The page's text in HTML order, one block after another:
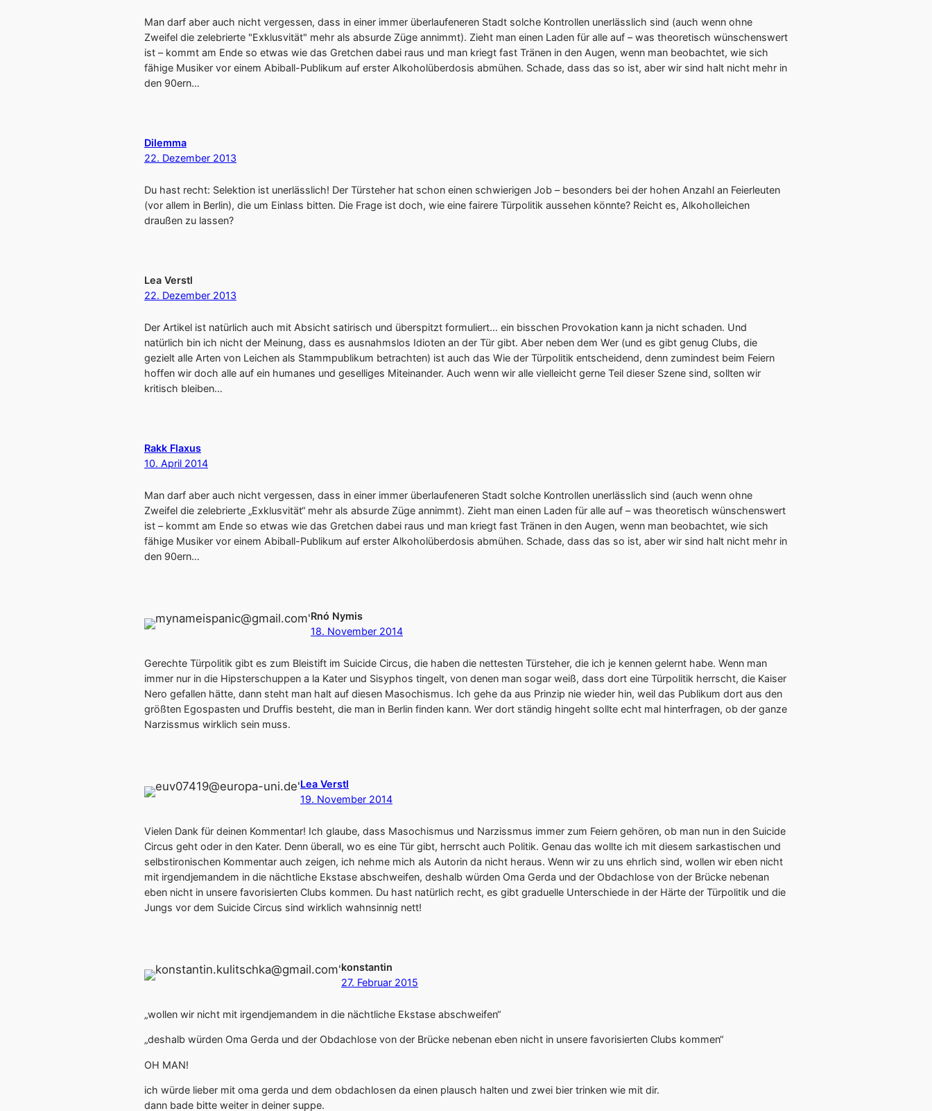
Man darf aber auch nicht vergessen, dass in einer immer überlaufeneren Stadt solche Kontrollen unerlässlich sind (auch wenn ohne
Zweifel die zelebrierte "Exklusvität" mehr als absurde Züge annimmt). Zieht man einen Laden für alle auf – was theoretisch wünschenswert
ist – kommt am Ende so etwas wie das Gretchen dabei raus und man kriegt fast Tränen in den Augen, wenn man beobachtet, wie sich
fähige Musiker vor einem Abiball-Publikum auf erster Alkoholüberdosis abmühen. Schade, dass das so ist, aber wir sind halt nicht mehr in
den 90ern…
Dilemma
22. Dezember 2013
Du hast recht: Selektion ist unerlässlich! Der Türsteher hat schon einen schwierigen Job – besonders bei der hohen Anzahl an Feierleuten
(vor allem in Berlin), die um Einlass bitten. Die Frage ist doch, wie eine fairere Türpolitik aussehen könnte? Reicht es, Alkoholleichen
draußen zu lassen?
Lea Verstl
22. Dezember 2013
Der Artikel ist natürlich auch mit Absicht satirisch und überspitzt formuliert… ein bisschen Provokation kann ja nicht schaden. Und
natürlich bin ich nicht der Meinung, dass es ausnahmslos Idioten an der Tür gibt. Aber neben dem Wer (und es gibt genug Clubs, die
gezielt alle Arten von Leichen als Stammpublikum betrachten) ist auch das Wie der Türpolitik entscheidend, denn zumindest beim Feiern
hoffen wir doch alle auf ein humanes und geselliges Miteinander. Auch wenn wir alle vielleicht gerne Teil dieser Szene sind, sollten wir
kritisch bleiben…
Rakk Flaxus
10. April 2014
Man darf aber auch nicht vergessen, dass in einer immer überlaufeneren Stadt solche Kontrollen unerlässlich sind (auch wenn ohne
Zweifel die zelebrierte „Exklusvität“ mehr als absurde Züge annimmt). Zieht man einen Laden für alle auf – was theoretisch wünschenswert
ist – kommt am Ende so etwas wie das Gretchen dabei raus und man kriegt fast Tränen in den Augen, wenn man beobachtet, wie sich
fähige Musiker vor einem Abiball-Publikum auf erster Alkoholüberdosis abmühen. Schade, dass das so ist, aber wir sind halt nicht mehr in
den 90ern…
Rnó Nymis
18. November 2014
Gerechte Türpolitik gibt es zum Bleistift im Suicide Circus, die haben die nettesten Türsteher, die ich je kennen gelernt habe. Wenn man
immer nur in die Hipsterschuppen a la Kater und Sisyphos tingelt, von denen man sogar weiß, dass dort eine Türpolitik herrscht, die Kaiser
Nero gefallen hätte, dann steht man halt auf diesen Masochismus. Ich gehe da aus Prinzip nie wieder hin, weil das Publikum dort aus den
größten Egospasten und Druffis besteht, die man in Berlin finden kann. Wer dort ständig hingeht sollte echt mal hinterfragen, ob der ganze
Narzissmus wirklich sein muss.
Lea Verstl
19. November 2014
Vielen Dank für deinen Kommentar! Ich glaube, dass Masochismus und Narzissmus immer zum Feiern gehören, ob man nun in den Suicide
Circus geht oder in den Kater. Denn überall, wo es eine Tür gibt, herrscht auch Politik. Genau das wollte ich mit diesem sarkastischen und
selbstironischen Kommentar auch zeigen, ich nehme mich als Autorin da nicht heraus. Wenn wir zu uns ehrlich sind, wollen wir eben nicht
mit irgendjemandem in die nächtliche Ekstase abschweifen, deshalb würden Oma Gerda und der Obdachlose von der Brücke nebenan
eben nicht in unsere favorisierten Clubs kommen. Du hast natürlich recht, es gibt graduelle Unterschiede in der Härte der Türpolitik und die
Jungs vor dem Suicide Circus sind wirklich wahnsinnig nett!
konstantin
27. Februar 2015
„wollen wir nicht mit irgendjemandem in die nächtliche Ekstase abschweifen“
„deshalb würden Oma Gerda und der Obdachlose von der Brücke nebenan eben nicht in unsere favorisierten Clubs kommen“
OH MAN!
ich würde lieber mit oma gerda und dem obdachlosen da einen plausch halten und zwei bier trinken wie mit dir.
dann bade bitte weiter in deiner suppe.